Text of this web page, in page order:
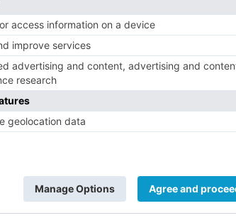
el problema que ha creado es de
Gómez en su carta son meras
reprobable".
deberá renunciar de manera
Tesorería por los viajes por los que
del alcalde ni del concejal de
añade que el alcalde, Javier
el Pleno y, ante este nuevo
municipal".